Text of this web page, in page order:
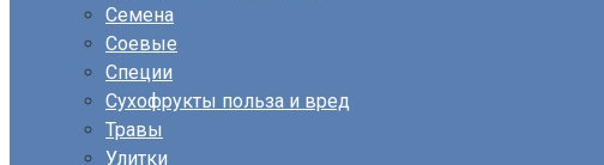
Семена
Соевые
Специи
Сухофрукты польза и вред
Травы
Улитки